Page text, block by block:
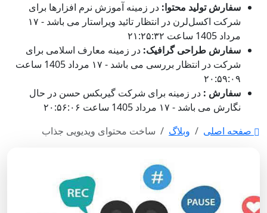
سفارش تولید محتوا: در زمینه آموزش نرم افزارها برای
شرکت اکسل‌لرن در انتظار تائید ویراستار می باشد - ۱۷
مرداد 1405 ساعت ۲۱:۲۵:۳۲
سفارش طراحی گرافیک: در زمینه معارف اسلامی برای
شرکت در انتظار بررسی می باشد - ۱۷ مرداد 1405 ساعت
۲۰:۵۹:۰۹
سفارش : در زمینه برای شرکت گیربکس حسن در حال
نگارش می باشد - ۱۷ مرداد 1405 ساعت ۲۰:۵۶:۰۶
صفحه اصلی
وبلاگ ساخت محتوای ویدیویی جذاب